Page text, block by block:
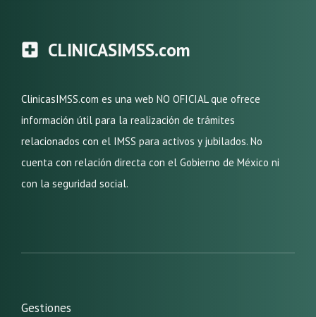
CLINICASIMSS.com
ClinicasIMSS.com es una web NO OFICIAL que ofrece
información útil para la realización de trámites
relacionados con el IMSS para activos y jubilados. No
cuenta con relación directa con el Gobierno de México ni
con la seguridad social.
Gestiones